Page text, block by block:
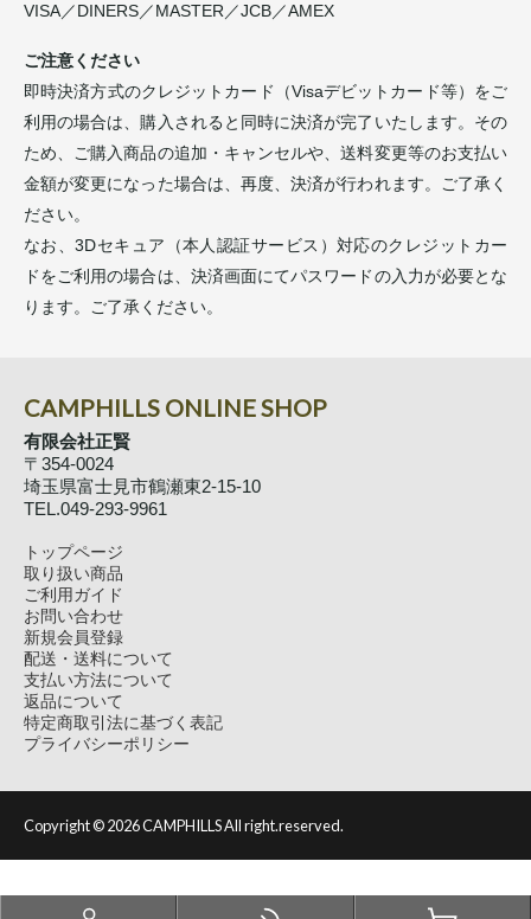
VISA／DINERS／MASTER／JCB／AMEX
ご注意ください
即時決済方式のクレジットカード（Visaデビットカード等）をご
利用の場合は、購入されると同時に決済が完了いたします。その
ため、ご購入商品の追加・キャンセルや、送料変更等のお支払い
金額が変更になった場合は、再度、決済が行われます。ご了承く
ださい。
なお、3Dセキュア（本人認証サービス）対応のクレジットカー
ドをご利用の場合は、決済画面にてパスワードの入力が必要とな
ります。ご了承ください。
CAMPHILLS ONLINE SHOP
有限会社正賢
〒354-0024
埼玉県富士見市鶴瀬東2-15-10
TEL.049-293-9961
トップページ
取り扱い商品
ご利用ガイド
お問い合わせ
新規会員登録
配送・送料について
支払い方法について
返品について
特定商取引法に基づく表記
プライバシーポリシー
Copyright ©2026 CAMPHILLS All right.reserved.